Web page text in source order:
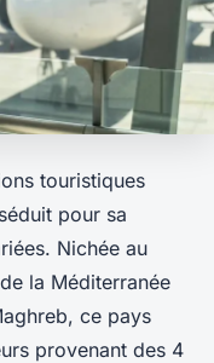
touristiques
pour sa
Nichée au
la Méditerranée
ce pays
provenant des 4